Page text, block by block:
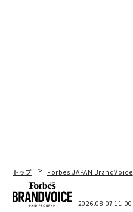
トップ Forbes JAPAN BrandVoice
2026.08.07 11:00